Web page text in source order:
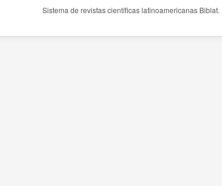
Sistema de revistas científicas latinoamericanas